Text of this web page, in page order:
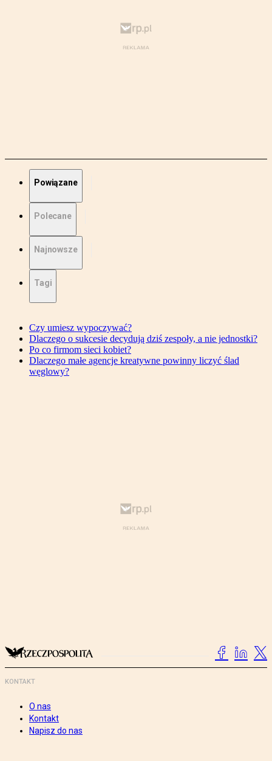
Powiązane
Polecane
Najnowsze
Tagi
Czy umiesz wypoczywać?
Dlaczego o sukcesie decydują dziś zespoły, a nie jednostki?
Po co firmom sieci kobiet?
Dlaczego małe agencje kreatywne powinny liczyć ślad
węglowy?
KONTAKT
O nas
Kontakt
Napisz do nas